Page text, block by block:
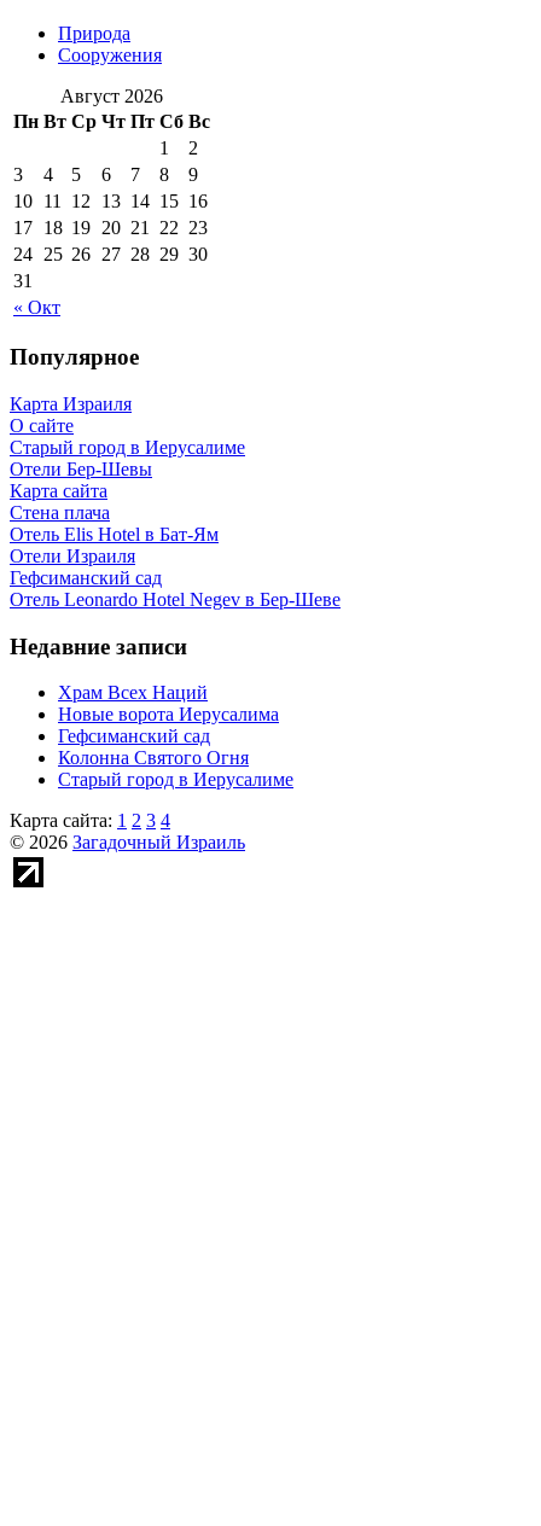
Природа
Сооружения
Август 2026
Пн Вт Ср Чт Пт Сб Вс
« Окт
1
2
3
4 5 6 7 8
9
10 11 12 13 14 15 16
17 18 19 20 21 22 23
24 25 26 27 28 29 30
31
Популярное
Карта Израиля
О сайте
Старый город в Иерусалиме
Отели Бер-Шевы
Карта сайта
Стена плача
Отель Elis Hotel в Бат-Ям
Отели Израиля
Гефсиманский сад
Отель Leonardo Hotel Negev в Бер-Шеве
Недавние записи
Храм Всех Наций
Новые ворота Иерусалима
Гефсиманский сад
Колонна Святого Огня
Старый город в Иерусалиме
Карта сайта: 1 2 3 4
© 2026 Загадочный Израиль